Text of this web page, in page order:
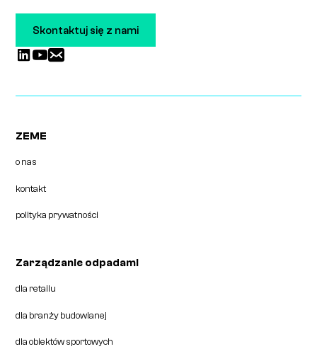
Skontaktuj się z nami
ZEME
o nas
kontakt
polityka prywatności
Zarządzanie odpadami
dla retailu
dla branży budowlanej
dla obiektów sportowych